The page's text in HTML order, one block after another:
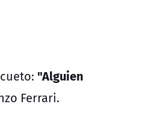
"Alguien
Ferrari.